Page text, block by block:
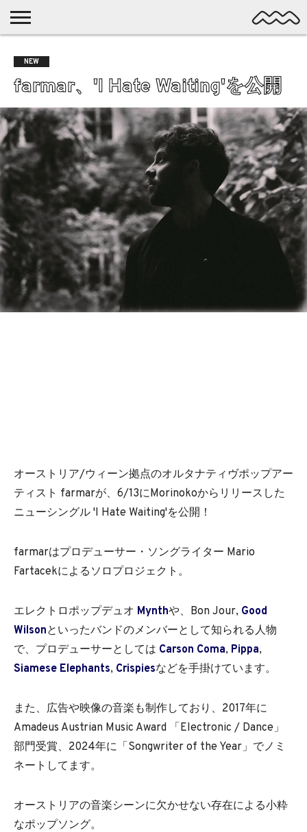
MUSIC
LATEST
POSTS
SPOTLIGHT
NYP
/ DL
DISCOVERY
ALTERNATIVE
ELECTRONIC
SSW
FOLK
DREAMPOP
POSTPUNK
GARAGE
EXPERIMENTAL
SYNTHPOP
SHOEGAZE
NEW
farmar、'I Hate Waiting'を公開
オーストリア/ウィーン拠点のオルタナティヴポップアー
ティスト farmarが、6/13にMorinokoからリリースした
ニューシングル 'I Hate Waiting'を公開！
farmarはプロデューサー・ソングライター Mario
Fartacekによるソロプロジェクト。
エレクトロポップデュオ Mynthや、Bon Jour, Good
Wilsonといったバンドのメンバーとして知られる人物
で、プロデューサーとしては Carson Coma, Pippa,
Siamese Elephants, Crispiesなどを手掛けています。
また、広告や映像の音楽も制作しており、2017年に
Amadeus Austrian Music Award 「Electronic / Dance」
部門受賞、2024年に「Songwriter of the Year」でノミ
ネートしてます。
オーストリアの音楽シーンに欠かせない存在による小粋
なポップソング。